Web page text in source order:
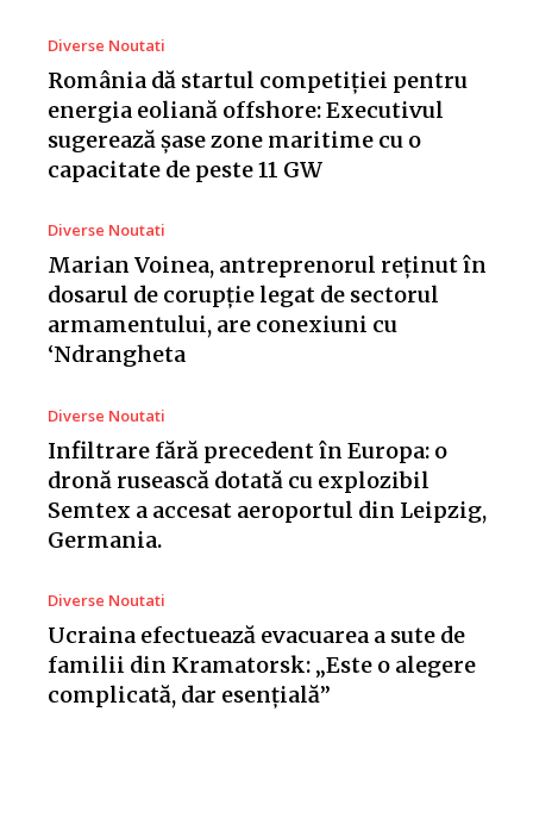
Diverse Noutati
România dă startul competiției pentru
energia eoliană offshore: Executivul
sugerează șase zone maritime cu o
capacitate de peste 11 GW
Diverse Noutati
Marian Voinea, antreprenorul reținut în
dosarul de corupție legat de sectorul
armamentului, are conexiuni cu
‘Ndrangheta
Diverse Noutati
Infiltrare fără precedent în Europa: o
dronă rusească dotată cu explozibil
Semtex a accesat aeroportul din Leipzig,
Germania.
Diverse Noutati
Ucraina efectuează evacuarea a sute de
familii din Kramatorsk: „Este o alegere
complicată, dar esențială”